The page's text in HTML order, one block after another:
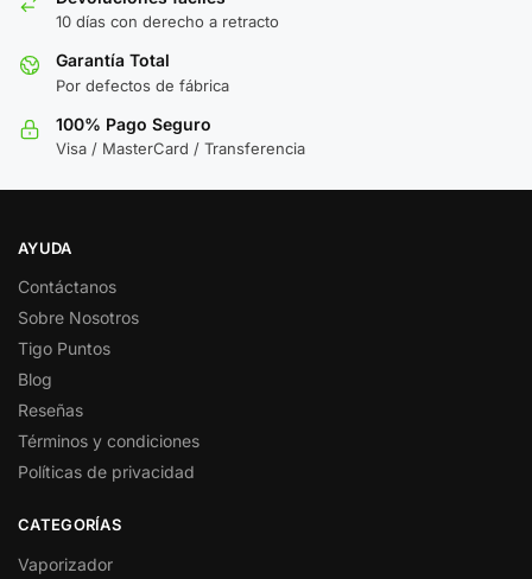
10 días con derecho a retracto
Garantía Total
Por defectos de fábrica
100% Pago Seguro
Visa / MasterCard / Transferencia
AYUDA
Contáctanos
Sobre Nosotros
Tigo Puntos
Blog
Reseñas
Términos y condiciones
Políticas de privacidad
CATEGORÍAS
Vaporizador